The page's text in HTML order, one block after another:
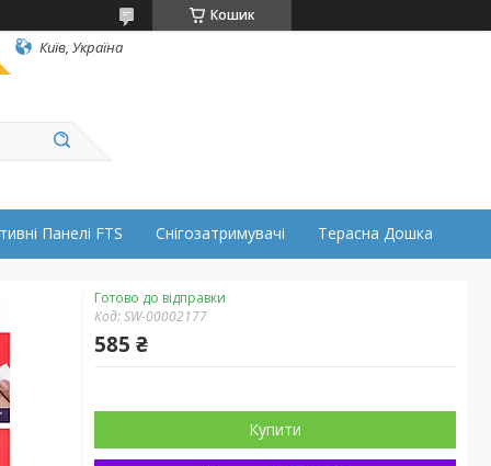
Кошик
Київ, Україна
Панелі FTS Снігозатримувачі Терасна Дошка
Готово до відправки
Код:SW-00002177
585 ₴
Купити